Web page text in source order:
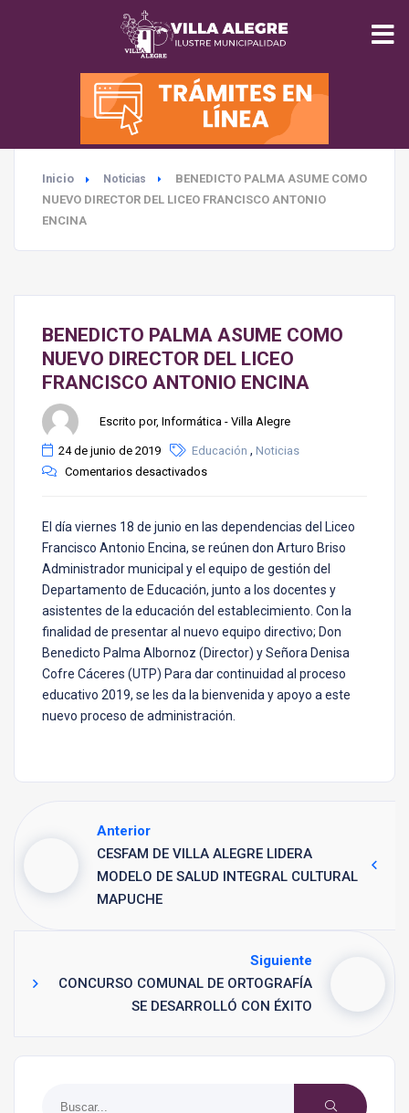
INICIO
MUNICIPALIDAD
SEGURIDAD
SALUD
TURISMO
Inicio Noticias
BENEDICTO PALMA ASUME COMO
NUEVO DIRECTOR DEL LICEO FRANCISCO ANTONIO
ENCINA
BENEDICTO PALMA ASUME COMO
NUEVO DIRECTOR DEL LICEO
FRANCISCO ANTONIO ENCINA
Escrito por, Informática - Villa Alegre
24 de junio de 2019 Educación , Noticias
Comentarios desactivados
El día viernes 18 de junio en las dependencias del Liceo
Francisco Antonio Encina, se reúnen don Arturo Briso
Administrador municipal y el equipo de gestión del
Departamento de Educación, junto a los docentes y
asistentes de la educación del establecimiento. Con la
finalidad de presentar al nuevo equipo directivo; Don
Benedicto Palma Albornoz (Director) y Señora Denisa
Cofre Cáceres (UTP) Para dar continuidad al proceso
educativo 2019, se les da la bienvenida y apoyo a este
nuevo proceso de administración.
Anterior
CESFAM DE VILLA ALEGRE LIDERA
MODELO DE SALUD INTEGRAL CULTURAL
MAPUCHE
Siguiente
CONCURSO COMUNAL DE ORTOGRAFÍA
SE DESARROLLÓ CON ÉXITO